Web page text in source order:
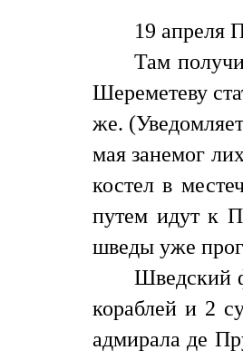
19 апреля
Там
Шереметеву
же.
мая занемог
костел в
путем идут к
шведы уже
Шведский
кораблей и 2
адмирала де